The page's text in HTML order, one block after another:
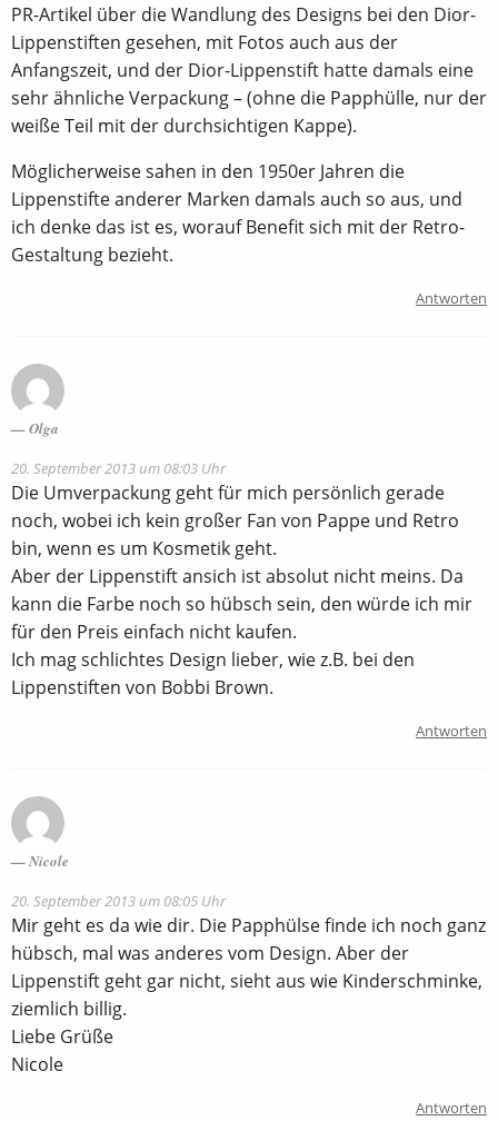
PR-Artikel über die Wandlung des Designs bei den Dior-
Lippenstiften gesehen, mit Fotos auch aus der
Anfangszeit, und der Dior-Lippenstift hatte damals eine
sehr ähnliche Verpackung – (ohne die Papphülle, nur der
weiße Teil mit der durchsichtigen Kappe).
Möglicherweise sahen in den 1950er Jahren die
Lippenstifte anderer Marken damals auch so aus, und
ich denke das ist es, worauf Benefit sich mit der Retro-
Gestaltung bezieht.
Antworten
Olga
20. September 2013 um 08:03 Uhr
Die Umverpackung geht für mich persönlich gerade
noch, wobei ich kein großer Fan von Pappe und Retro
bin, wenn es um Kosmetik geht.
Aber der Lippenstift ansich ist absolut nicht meins. Da
kann die Farbe noch so hübsch sein, den würde ich mir
für den Preis einfach nicht kaufen.
Ich mag schlichtes Design lieber, wie z.B. bei den
Lippenstiften von Bobbi Brown.
Antworten
Nicole
20. September 2013 um 08:05 Uhr
Mir geht es da wie dir. Die Papphülse finde ich noch ganz
hübsch, mal was anderes vom Design. Aber der
Lippenstift geht gar nicht, sieht aus wie Kinderschminke,
ziemlich billig.
Liebe Grüße
Nicole
Antworten